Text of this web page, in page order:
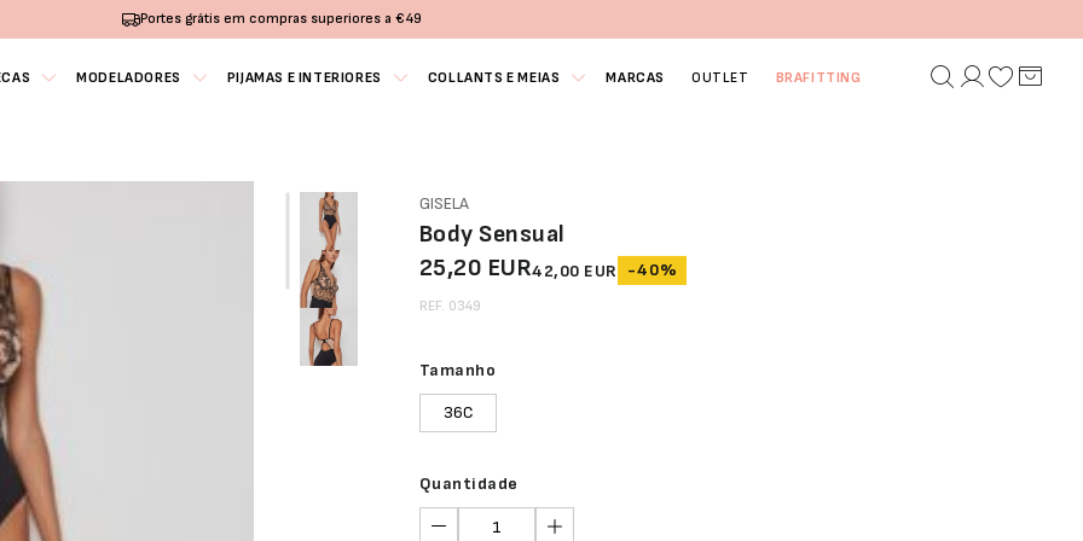
Portes grátis em compras superiores a €49
MODELADORES PIJAMAS E INTERIORES COLLANTS E MEIAS MARCAS OUTLET BRAFITTING
GISELA
Body Sensual
25,20 EUR42,00 EUR -40%
REF. 0349
Tamanho
36C
Quantidade